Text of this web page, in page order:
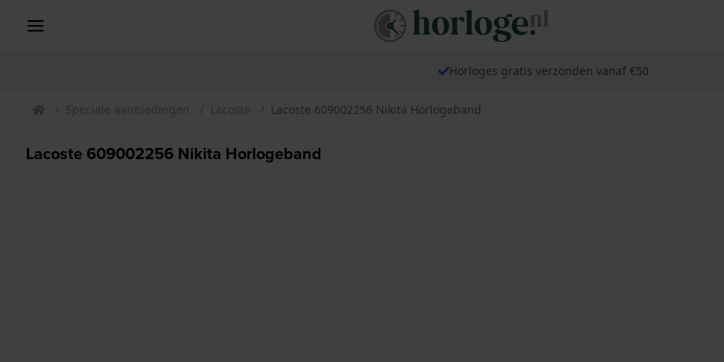
Horloges gratis verzonden vanaf €50
Speciale aanbiedingen Lacoste Lacoste 609002256 Nikita Horlogeband
Lacoste 609002256 Nikita Horlogeband